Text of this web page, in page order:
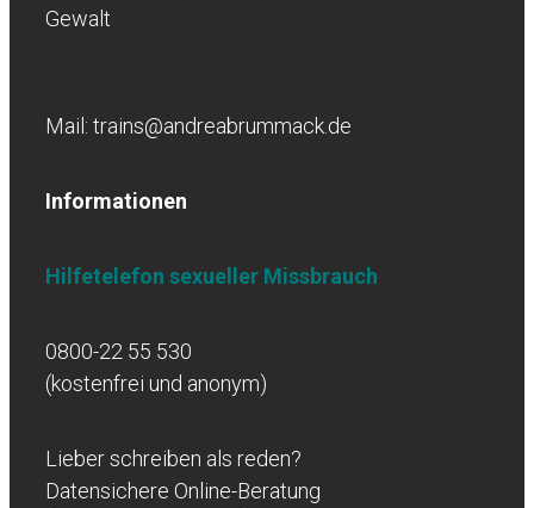
Gewalt
Mail: trains@andreabrummack.de
Informationen
Hilfetelefon sexueller Missbrauch
0800-22 55 530
(kostenfrei und anonym)
Lieber schreiben als reden?
Datensichere Online-Beratung